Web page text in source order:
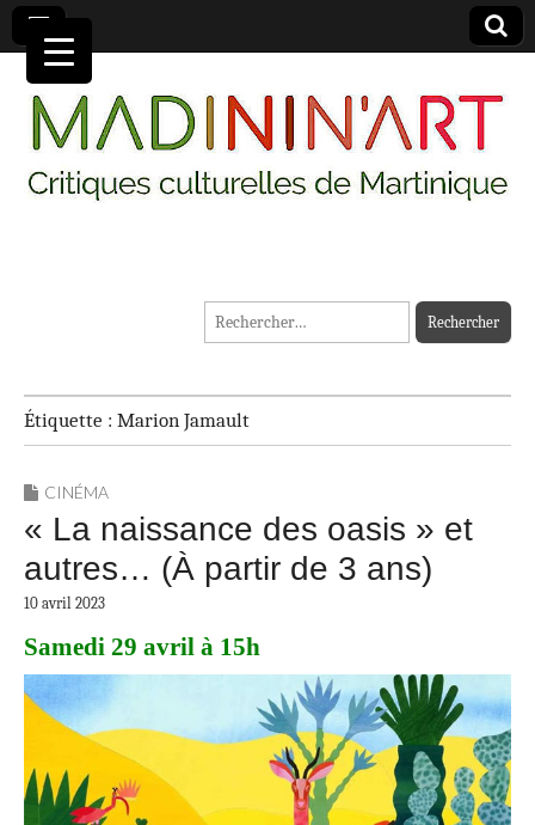
MADININ'ART
Rechercher :
Étiquette : Marion Jamault
CINÉMA
« La naissance des oasis » et
autres… (À partir de 3 ans)
10 avril 2023
Samedi 29 avril à 15h